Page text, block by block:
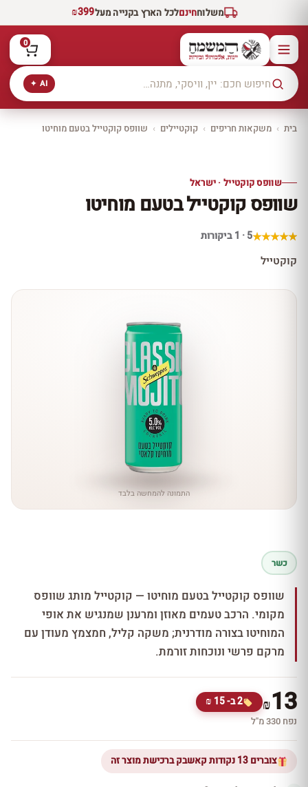
משלוחחינםלכל הארץ בקנייה מעל₪399
AI ✦
0
בית › משקאות חריפים › קוקטיילים › שוופס קוקטייל בטעם מוחיטו
10% הנחה
עכשיו ב-10% הנחה
שוופס קוקטייל · ישראל
שוופס קוקטייל בטעם מוחיטו
5 · 1 ביקורות
קוקטייל
התמונה להמחשה בלבד
כשר
שוופס קוקטייל בטעם מוחיטו — קוקטייל מותג שוופס
מקומי. הרכב טעמים מאוזן ומרענן שמנגיש את אופי
המוחיטו בצורה מודרנית; משקה קליל, חמצמץ מעודן עם
מרקם פרשי ונוכחות זורמת.
₪13 2 ב- 15 ₪
נפח 330 מ''ל
צוברים 13 נקודות קאשבק ברכישת מוצר זה